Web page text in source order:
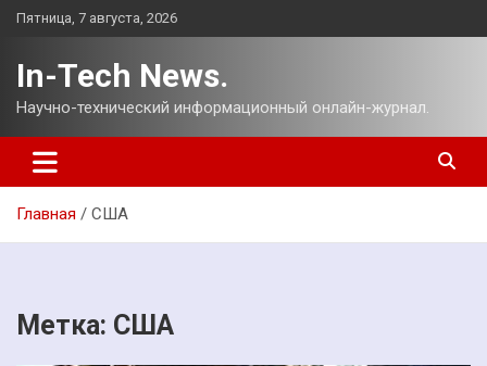
Перейти
Пятница, 7 августа, 2026
In-Tech News.
Научно-технический информационный онлайн-журнал.
Главная США
Метка: США